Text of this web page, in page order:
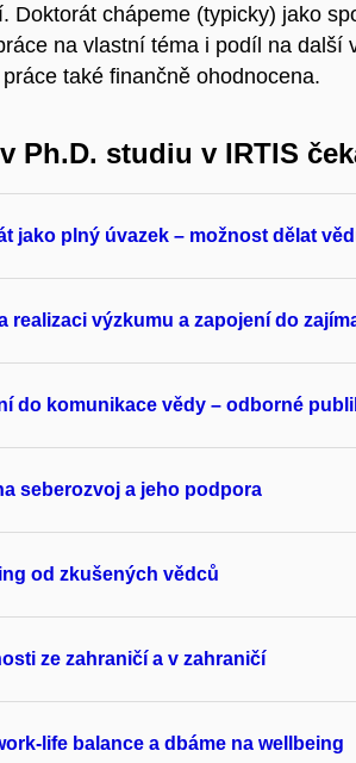
Doktorát chápeme (typicky) jako
na vlastní téma i podíl na další
také finančně ohodnocena.
Ph.D. studiu v IRTIS
jako plný úvazek – možnost dělat
realizaci výzkumu a zapojení do
do komunikace vědy – odborné
seberozvoj a jeho podpora
od zkušených vědců
ze zahraničí a v zahraničí
life balance a dbáme na wellbeing